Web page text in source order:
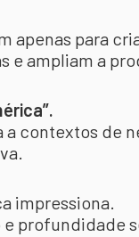
apenas para
e ampliam a
a contextos de
impressiona.
e profundidade